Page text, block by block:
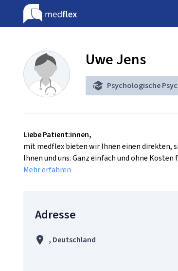
Uwe Jens
Psychologische
Liebe Patient:innen,
mit medflex bieten wir Ihnen einen direkten,
Ihnen und uns. Ganz einfach und ohne Kosten
Mehr erfahren
Adresse
, Deutschland